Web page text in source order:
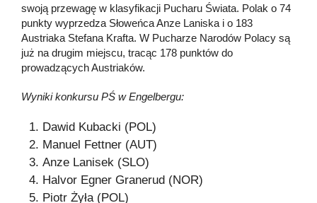
swoją przewagę w klasyfikacji Pucharu Świata. Polak o 74
punkty wyprzedza Słoweńca Anze Laniska i o 183
Austriaka Stefana Krafta. W Pucharze Narodów Polacy są
już na drugim miejscu, tracąc 178 punktów do
prowadzących Austriaków.
Wyniki konkursu PŚ w Engelbergu:
Dawid Kubacki (POL)
Manuel Fettner (AUT)
Anze Lanisek (SLO)
Halvor Egner Granerud (NOR)
Piotr Żyła (POL)